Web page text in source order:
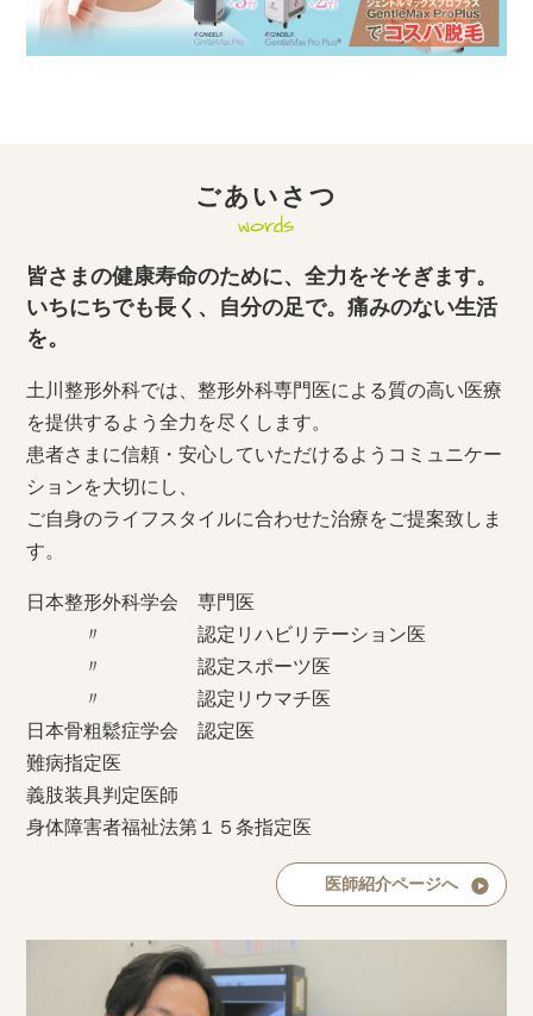
ごあいさつ
words
皆さまの健康寿命のために、全力をそそぎます。
いちにちでも長く、自分の足で。痛みのない生活
を。
土川整形外科では、整形外科専門医による質の高い医療
を提供するよう全力を尽くします。
患者さまに信頼・安心していただけるようコミュニケー
ションを大切にし、
ご自身のライフスタイルに合わせた治療をご提案致しま
す。
日本整形外科学会 専門医
〃 認定リハビリテーション医
〃 認定スポーツ医
〃 認定リウマチ医
日本骨粗鬆症学会 認定医
難病指定医
義肢装具判定医師
身体障害者福祉法第１５条指定医
医師紹介ページへ